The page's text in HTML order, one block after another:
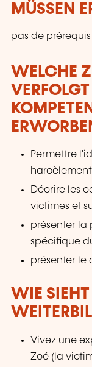
MÜSSEN
pas de prérequis
WELCHE
Permettre
harcèlement
Décrire les
victimes et
présenter la
spécifique
présenter le
WIE
Vivez une
Zoé (la